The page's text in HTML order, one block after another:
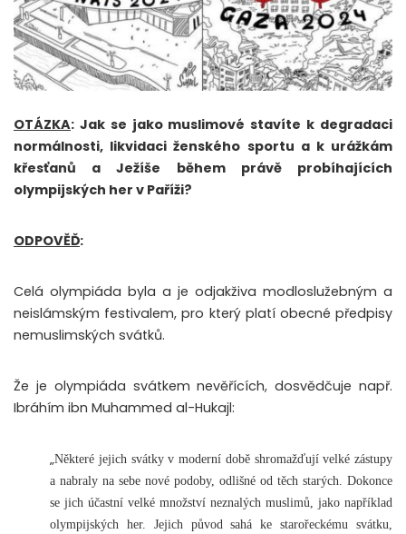
OTÁZKA: Jak se jako muslimové stavíte k degradaci
normálnosti, likvidaci ženského sportu a k urážkám
křesťanů a Ježíše během právě probíhajících
olympijských her v Paříži?
ODPOVĚĎ:
Celá olympiáda byla a je odjakživa modloslužebným a
neislámským festivalem, pro který platí obecné předpisy
nemuslimských svátků.
Že je olympiáda svátkem nevěřících, dosvědčuje např.
Ibráhím ibn Muhammed al-Hukajl:
„Některé jejich svátky v moderní době shromažďují velké zástupy
a nabraly na sebe nové podoby, odlišné od těch starých. Dokonce
se jich účastní velké množství neznalých muslimů, jako například
olympijských her. Jejich původ sahá ke starořeckému svátku,